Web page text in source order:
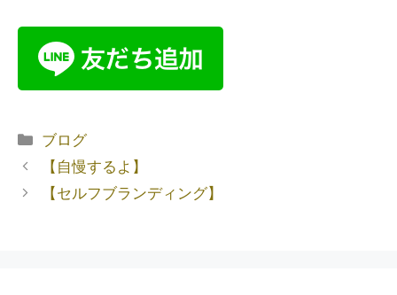
ブログ
【自慢するよ】
【セルフブランディング】